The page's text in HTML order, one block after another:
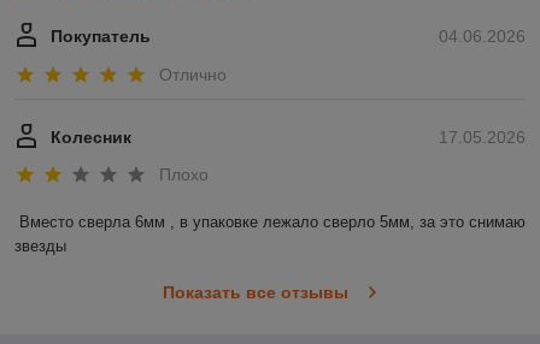
04.06.2026
Покупатель
Отлично
17.05.2026
Колесник
Плохо
Вместо сверла 6мм , в упаковке лежало сверло 5мм, за это снимаю
звезды
Показать все отзывы